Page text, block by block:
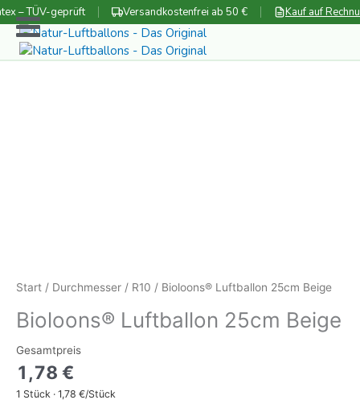
Zum
Inhalt
springen
– TÜV-geprüft Versandkostenfrei ab 50 € Kauf auf
Start / Durchmesser / R10 / Bioloons® Luftballon 25cm Beige
Bioloons® Luftballon 25cm Beige
Gesamtpreis
1,78 €
1 Stück · 1,78 €/Stück